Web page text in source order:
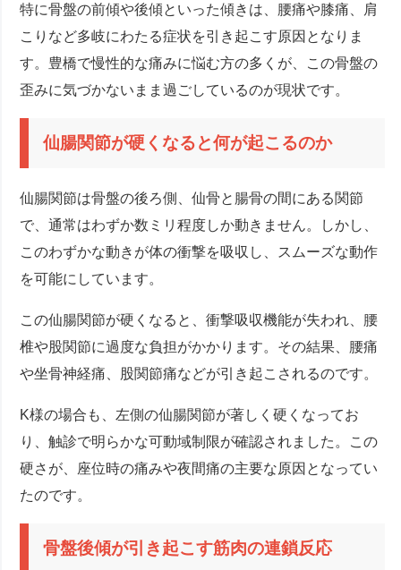
特に骨盤の前傾や後傾といった傾きは、腰痛や膝痛、肩
こりなど多岐にわたる症状を引き起こす原因となりま
す。豊橋で慢性的な痛みに悩む方の多くが、この骨盤の
歪みに気づかないまま過ごしているのが現状です。
仙腸関節が硬くなると何が起こるのか
仙腸関節は骨盤の後ろ側、仙骨と腸骨の間にある関節
で、通常はわずか数ミリ程度しか動きません。しかし、
このわずかな動きが体の衝撃を吸収し、スムーズな動作
を可能にしています。
この仙腸関節が硬くなると、衝撃吸収機能が失われ、腰
椎や股関節に過度な負担がかかります。その結果、腰痛
や坐骨神経痛、股関節痛などが引き起こされるのです。
K様の場合も、左側の仙腸関節が著しく硬くなってお
り、触診で明らかな可動域制限が確認されました。この
硬さが、座位時の痛みや夜間痛の主要な原因となってい
たのです。
骨盤後傾が引き起こす筋肉の連鎖反応